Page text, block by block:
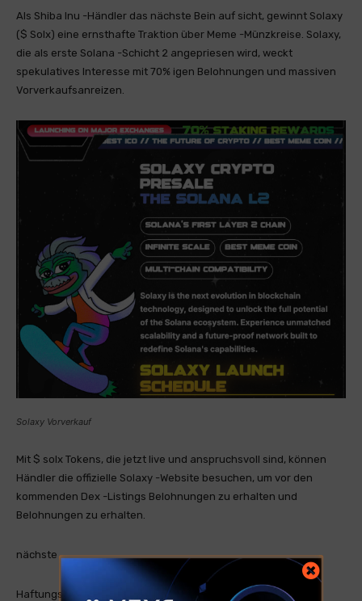
Als Shiba Inu -Händler das nächste Bein auf sicht, gewinnt Solaxy
($ Solx) eine ernsthafte Traktion über Meme -Münzkreise. Solaxy,
die als erste Solana -Schicht 2 angepriesen wird, weckt
spekulatives Interesse mit 70% igen Belohnungen und massiven
Vorverkaufsanreizen.
Solaxy Vorverkauf
Mit $ solx Tokens, die jetzt live und anspruchsvoll sind, können
Händler die offizielle Solaxy -Website besuchen, um vor den
kommenden Dex -Listings Belohnungen zu erhalten und
Belohnungen zu erhalten.
nächste
Haftungsausschluss:
Coinspeaker ist bestrebt,